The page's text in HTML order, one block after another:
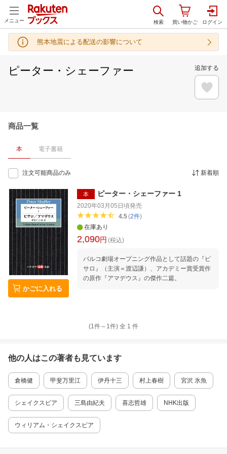
メニュー
熊本地震による配送の影響について
ピーター・シェーファー 追加する
商品一覧
本 電子書籍
注文可能商品のみ 新着順
かごに入れる
本 ピーター・シェーファー 1
2020年03月05日頃発売
4.5(2件)
在庫あり
2,090円 (税込)
パルコ劇場オープニング作品として話題の『ピ
サロ』（主演＝渡辺謙）、アカデミー賞受賞作
の原作『アマデウス』の傑作二篇。
(1件～ 1件) 全 1 件
他の人はこの著者も見ています
倉橋健 甲斐万里江 伊丹十三 村上春樹 宮沢 氷魚
シェイクスピア 三島由紀夫 喜志哲雄 NHK出版
ウィリアム・シェイクスピア